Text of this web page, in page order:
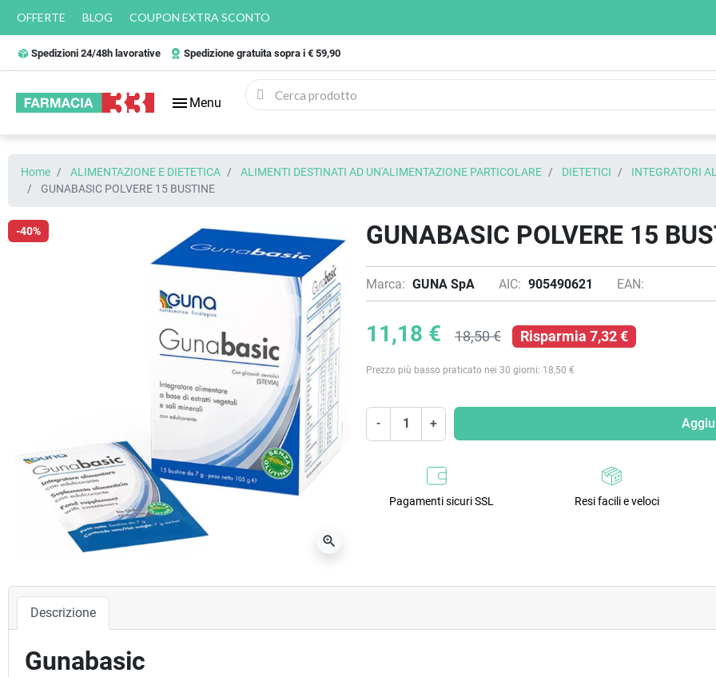
OFFERTE BLOG COUPON EXTRA SCONTO
Spedizioni 24/48h lavorative Spedizione gratuita sopra i € 59,90
menu Menu
Home ALIMENTAZIONE E DIETETICA ALIMENTI DESTINATI AD UN'ALIMENTAZIONE PARTICOLARE DIETETICI INTEGRATORI
GUNABASIC POLVERE 15 BUSTINE
-40%
zoom_in
GUNABASIC POLVERE 15
Marca: GUNA SpA AIC: 905490621 EAN:
11,18 € 18,50 € Risparmia 7,32 €
Prezzo più basso praticato nei 30 giorni: 18,50 €
- +
Pagamenti sicuri SSL Resi facili e veloci
Descrizione
Gunabasic